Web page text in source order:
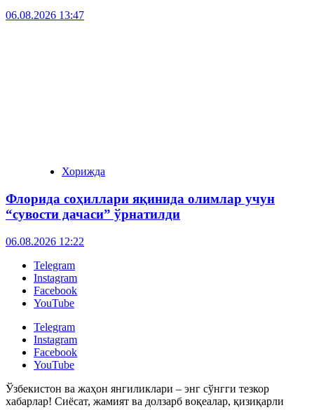
06.08.2026 13:47
Хорижда
Флорида соҳиллари яқинида олимлар учун
“сувости дачаси” ўрнатилди
06.08.2026 12:22
Telegram
Instagram
Facebook
YouTube
Telegram
Instagram
Facebook
YouTube
Ўзбекистон ва жаҳон янгиликлари – энг сўнгги тезкор
хабарлар! Сиёсат, жамият ва долзарб воқеалар, қизиқарли